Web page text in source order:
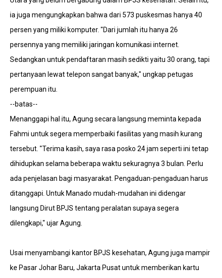
ia juga mengungkapkan bahwa dari 573 puskesmas hanya 40
persen yang miliki komputer. "Dari jumlah itu hanya 26
persennya yang memiliki jaringan komunikasi internet.
Sedangkan untuk pendaftaran masih sedikti yaitu 30 orang, tapi
pertanyaan lewat telepon sangat banyak," ungkap petugas
perempuan itu.
--batas--
Menanggapi hal itu, Agung secara langsung meminta kepada
Fahmi untuk segera memperbaiki fasilitas yang masih kurang
tersebut. "Terima kasih, saya rasa posko 24 jam seperti ini tetap
dihidupkan selama beberapa waktu sekuragnya 3 bulan. Perlu
ada penjelasan bagi masyarakat. Pengaduan-pengaduan harus
ditanggapi. Untuk Manado mudah-mudahan ini didengar
langsung Dirut BPJS tentang peralatan supaya segera
dilengkapi," ujar Agung.
Usai menyambangi kantor BPJS kesehatan, Agung juga mampir
ke Pasar Johar Baru, Jakarta Pusat untuk memberikan kartu